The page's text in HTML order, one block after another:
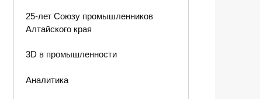
25-лет Союзу промышленников
Алтайского края
3D в промышленности
Аналитика